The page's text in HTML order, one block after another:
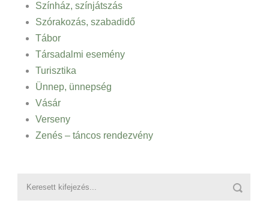
Színház, színjátszás
Szórakozás, szabadidő
Tábor
Társadalmi esemény
Turisztika
Ünnep, ünnepség
Vásár
Verseny
Zenés – táncos rendezvény